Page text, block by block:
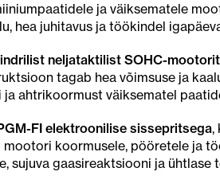
ja väiksematele
hea juhitavus ja töökindel
neljataktilist SOHC-mootorit
tagab hea võimsuse ja
ahtrikoormust väiksematel
FI elektroonilise sissepritsega,
koormusele, pööretele ja
sujuva gaasireaktsiooni ja ühtlase